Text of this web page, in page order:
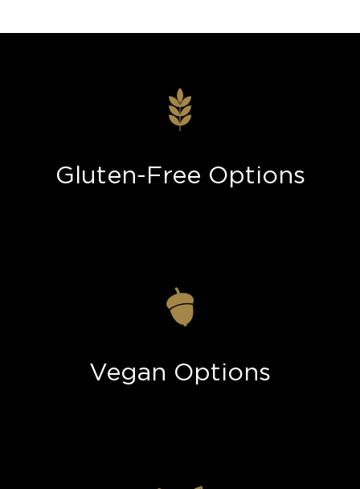
Gluten-Free Options
Vegan Options